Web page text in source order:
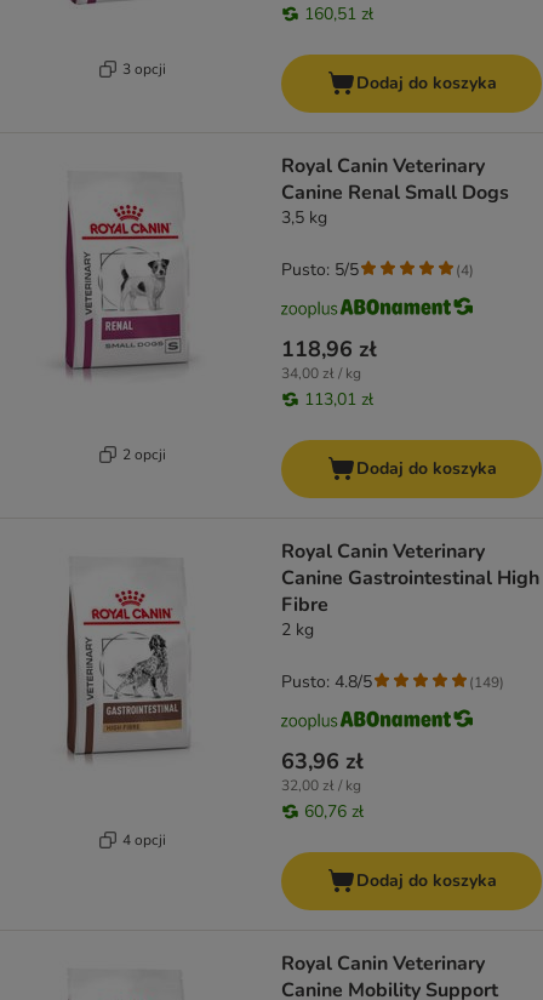
3 opcji
160,51 zł
Dodaj do koszyka
2 opcji
Royal Canin Veterinary
Canine Renal Small Dogs
3,5 kg
118,96 zł
34,00 zł / kg
113,01 zł
Pusto: 5/5 (4)
Dodaj do koszyka
4 opcji
Royal Canin Veterinary
Canine Gastrointestinal High
Fibre
2 kg
63,96 zł
32,00 zł / kg
60,76 zł
Pusto: 4.8/5 (149)
Dodaj do koszyka
Royal Canin Veterinary
Canine Mobility Support